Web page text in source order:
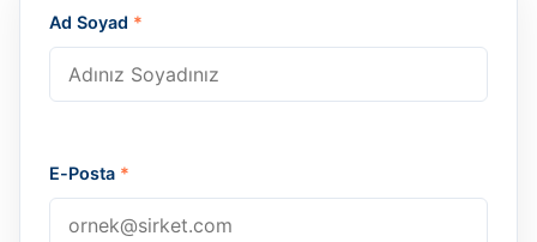
Ad Soyad *
E-Posta *